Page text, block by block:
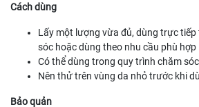
Cách dùng
Lấy một lượng vừa đủ, dùng trực
sóc hoặc dùng theo nhu cầu phù hợp
Có thể dùng trong quy trình chăm
Nên thử trên vùng da nhỏ trước khi
Bảo quản